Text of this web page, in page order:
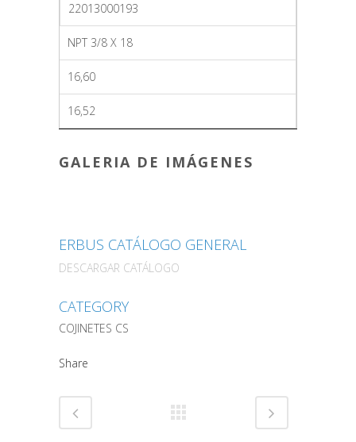
22013000193
NPT 3/8 X 18
16,60
16,52
GALERIA DE IMÁGENES
ERBUS CATÁLOGO GENERAL
DESCARGAR CATÁLOGO
CATEGORY
COJINETES CS
Share